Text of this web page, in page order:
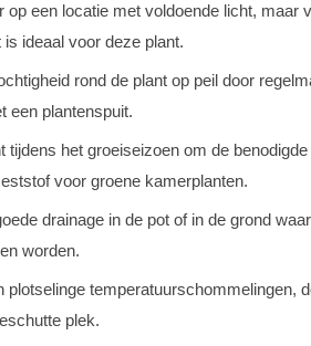
op een locatie met voldoende licht,
ideaal voor deze plant.
rond de plant op peil door
een plantenspuit.
tijdens het groeiseizoen om de
voor groene kamerplanten.
drainage in de pot of in de grond
worden.
plotselinge temperatuurschommelingen,
plek.